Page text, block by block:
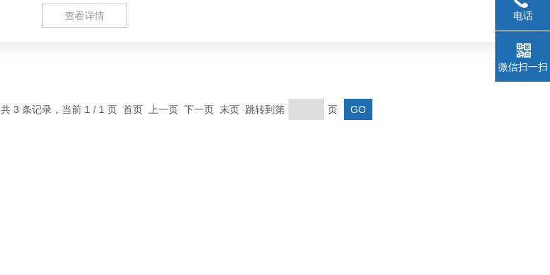
查看详情
共 3 条记录，当前 1 / 1 页 首页 上一页 下一页 末页 跳转到第 页
电话
微信扫一扫